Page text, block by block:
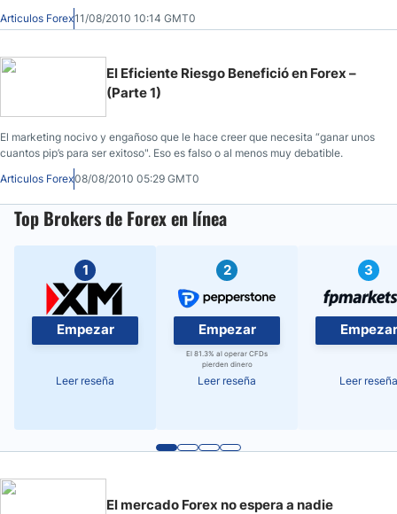
Articulos Forex11/08/2010 10:14 GMT0
El Eficiente Riesgo Benefició en Forex –
(Parte 1)
El marketing nocivo y engañoso que le hace creer que necesita “ganar unos
cuantos pip’s para ser exitoso". Eso es falso o al menos muy debatible.
Articulos Forex08/08/2010 05:29 GMT0
Top Brokers de Forex en línea
1
Empezar
Leer reseña
2
Empezar
El 81.3% al operar CFDs
pierden dinero
Leer reseña
3
Empezar
Leer reseña
El mercado Forex no espera a nadie